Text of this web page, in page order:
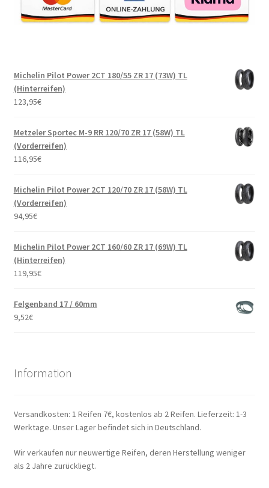
Michelin Pilot Power 2CT 180/55 ZR 17 (73W) TL
(Hinterreifen)
123,95€
Metzeler Sportec M-9 RR 120/70 ZR 17 (58W) TL
(Vorderreifen)
116,95€
Michelin Pilot Power 2CT 120/70 ZR 17 (58W) TL
(Vorderreifen)
94,95€
Michelin Pilot Power 2CT 160/60 ZR 17 (69W) TL
(Hinterreifen)
119,95€
Felgenband 17 / 60mm
9,52€
Information
Versandkosten: 1 Reifen 7€, kostenlos ab 2 Reifen. Lieferzeit: 1-3
Werktage. Unser Lager befindet sich in Deutschland.
Wir verkaufen nur neuwertige Reifen, deren Herstellung weniger
als 2 Jahre zurückliegt.